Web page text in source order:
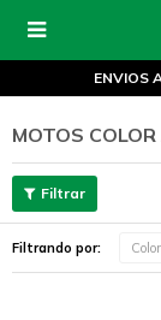

ENVIOS
MOTOS
Filtrando por: